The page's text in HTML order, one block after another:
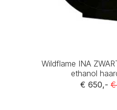
Wildflame INA
ethanol
€ 650,-